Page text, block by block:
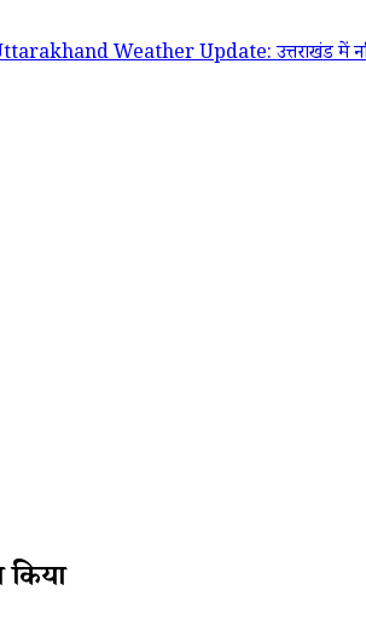
Weather Update: उत्तराखंड में नदियों का
किया